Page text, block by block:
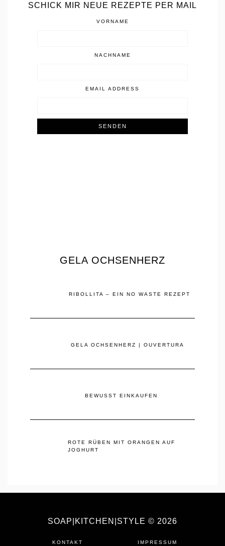
SCHICK MIR NEUE REZEPTE PER MAIL
VORNAME
NACHNAME
EMAIL ADDRESS
GELA OCHSENHERZ
RIBOLLITA – EIN NO WASTE REZEPT
GELA OCHSENHERZ | OUVERTURA
BEWUSST EINKAUFEN
ROTE RÜBEN MIT ORANGEN AUF
JOGHURT
SOAP|KITCHEN|STYLE © 2026
KONTAKT IMPRESSUM